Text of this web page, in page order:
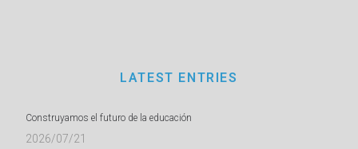
LATEST ENTRIES
Construyamos el futuro de la educación
2026/07/21